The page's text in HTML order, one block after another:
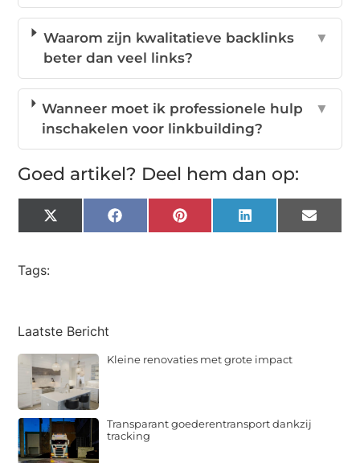
Waarom zijn kwalitatieve backlinks
beter dan veel links?
▼
Wanneer moet ik professionele hulp
inschakelen voor linkbuilding?
▼
Goed artikel? Deel hem dan op:
X
(Twitter)
FacebookPinterestLinkedInEmail
Tags:
Laatste Bericht
Kleine renovaties met grote impact
Transparant goederentransport dankzij
tracking